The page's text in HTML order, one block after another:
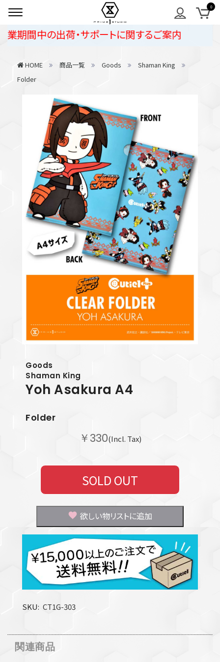
間中の出荷・サポートに関するご案内
HOME 商品一覧 Goods
Shaman King
Folder
Goods
Shaman King
Yoh Asakura A4
Folder
￥330(Incl. Tax)
SOLD OUT
欲しい物リストに追加
SKU CT1G-303
関連商品